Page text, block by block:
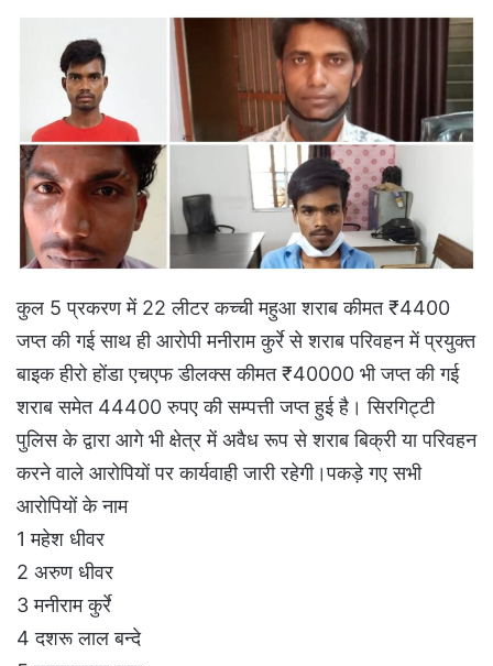
कुल 5 प्रकरण में 22 लीटर कच्ची महुआ शराब कीमत ₹4400
जप्त की गई साथ ही आरोपी मनीराम कुर्रे से शराब परिवहन में प्रयुक्त
बाइक हीरो होंडा एचएफ डीलक्स कीमत ₹40000 भी जप्त की गई
शराब समेत 44400 रुपए की सम्पत्ती जप्त हुई है। सिरगिट्टी
पुलिस के द्वारा आगे भी क्षेत्र में अवैध रूप से शराब बिक्री या परिवहन
करने वाले आरोपियों पर कार्यवाही जारी रहेगी।पकड़े गए सभी
आरोपियों के नाम
1 महेश धीवर
2 अरुण धीवर
3 मनीराम कुर्रे
4 दशरू लाल बन्दे